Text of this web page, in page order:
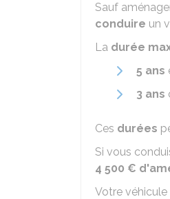
Sauf
conduire un
La durée
5 ans
3 ans
Ces durées
Si vous
4 500 €
Votre